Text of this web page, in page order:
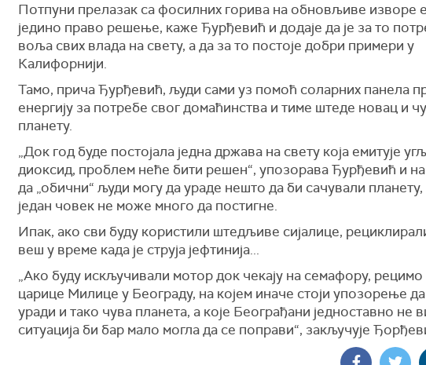
Потпуни прелазак са фосилних горива на обновљиве изворе
једино право решење, каже Ђурђевић и додаје да је за то
воља свих влада на свету, а да за то постоје добри примери у
Калифорнији.
Тамо, прича Ђурђевић, људи сами уз помоћ соларних панела
енергију за потребе свог домаћинства и тиме штеде новац и
планету.
„Док год буде постојала једна држава на свету која емитује
диоксид, проблем неће бити решен“, упозорава Ђурђевић и
да „обични“ људи могу да ураде нешто да би сачували
један човек не може много да постигне.
Ипак, ако сви буду користили штедљиве сијалице,
веш у време када је струја јефтинија...
„Ако буду искључивали мотор док чекају на семафору,
царице Милице у Београду, на којем иначе стоји упозорење
уради и тако чува планета, а које Београђани једноставно не
ситуација би бар мало могла да се поправи“, закључује